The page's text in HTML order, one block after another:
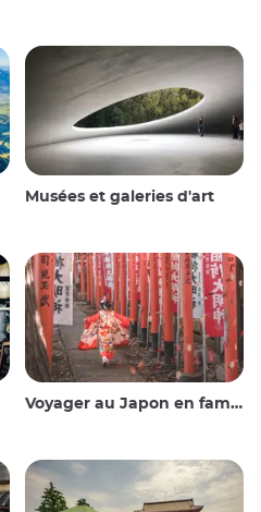
Musées et galeries d'art
Voyager au Japon en famille